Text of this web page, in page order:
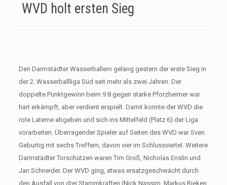
WVD holt ersten Sieg
Den Darmstädter Wasserballern gelang gestern der erste Sieg in
der 2. Wasserballliga Süd seit mehr als zwei Jahren. Der
doppelte Punktgewinn beim 9:8 gegen starke Pforzheimer war
hart erkämpft, aber verdient erspielt. Damit konnte der WVD die
rote Laterne abgeben und sich ins Mittelfeld (Platz 6) der Liga
vorarbeiten. Überragender Spieler auf Seiten des WVD war Sven
Geburtig mit sechs Treffern, davon vier im Schlussviertel. Weitere
Darmstädter Torschützen waren Tim Groß, Nicholas Enslin und
Jan Schneider. Der WVD ging, etwas ersatzgeschwächt durch
den Ausfall von drei Stammkräften (Nick Nassim, Markus Rieken